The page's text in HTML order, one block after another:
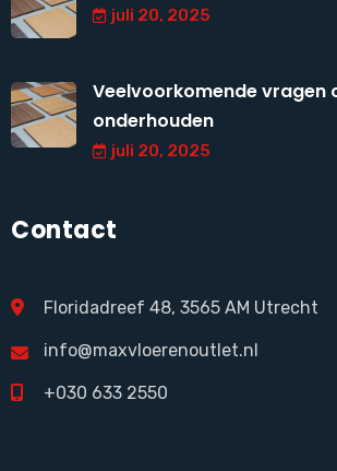
juli 20, 2025
Veelvoorkomende vragen
onderhouden
juli 20, 2025
Contact
Floridadreef 48, 3565 AM Utrecht
info@maxvloerenoutlet.nl
+030 633 2550